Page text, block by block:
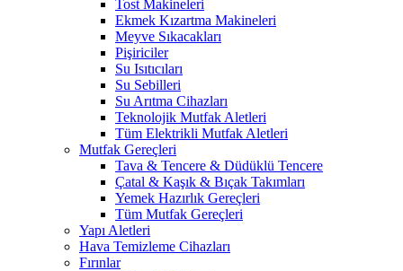
Tost Makineleri
Ekmek Kızartma Makineleri
Meyve Sıkacakları
Pişiriciler
Su Isıtıcıları
Su Sebilleri
Su Arıtma Cihazları
Teknolojik Mutfak Aletleri
Tüm Elektrikli Mutfak Aletleri
Mutfak Gereçleri
Tava & Tencere & Düdüklü Tencere
Çatal & Kaşık & Bıçak Takımları
Yemek Hazırlık Gereçleri
Tüm Mutfak Gereçleri
Yapı Aletleri
Hava Temizleme Cihazları
Fırınlar